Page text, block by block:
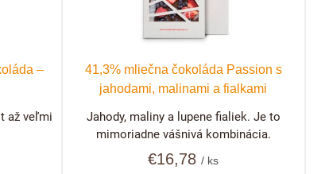
–
až veľmi
41,3% mliečna čokoláda Passion s
jahodami, malinami a fialkami
€16,78/ ks
Jahody, maliny a lupene fialiek. Je to
mimoriadne vášnivá kombinácia.